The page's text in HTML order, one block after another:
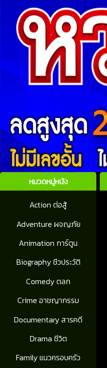
หมวดหมู่หนัง
Action ต่อสู้
Adventure ผจญภัย
Animation การ์ตูน
Biography ชีวประวัติ
Comedy ตลก
Crime อาชญากรรม
Documentary สารคดี
Drama ชีวิต
Family แนวครอบครัว